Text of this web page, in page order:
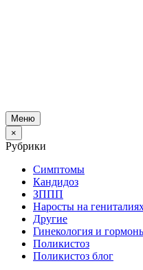
Меню
×
Рубрики
Симптомы
Кандидоз
ЗППП
Наросты на
Другие
Гинекология и
Поликистоз
Поликистоз блог